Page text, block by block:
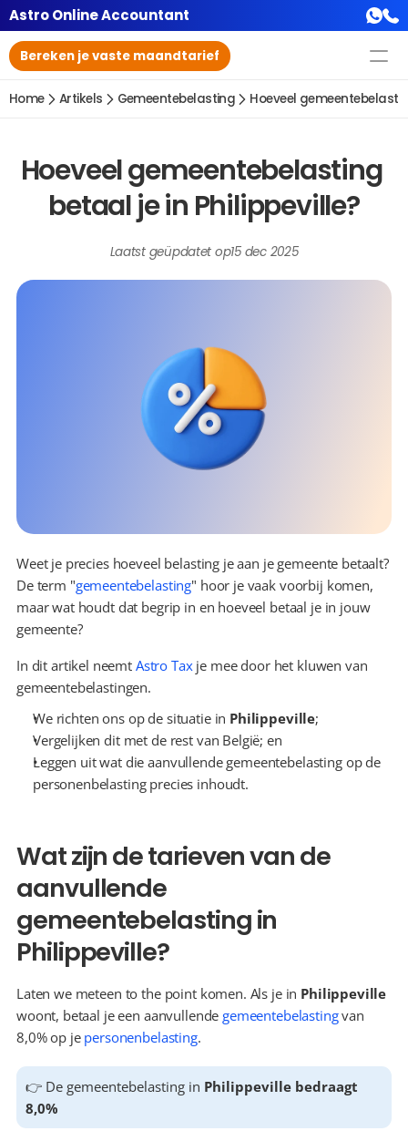
Astro Online Accountant
Bereken je vaste maandtarief
Home Artikels Gemeentebelasting Hoeveel
Hoeveel gemeentebelasting
betaal je in Philippeville?
Laatst geüpdatet op15 dec 2025
Weet je precies hoeveel belasting je aan je gemeente betaalt?
De term "gemeentebelasting" hoor je vaak voorbij komen,
maar wat houdt dat begrip in en hoeveel betaal je in jouw
gemeente?
In dit artikel neemt Astro Tax je mee door het kluwen van
gemeentebelastingen.
We richten ons op de situatie in Philippeville;
Vergelijken dit met de rest van België; en
Leggen uit wat die aanvullende gemeentebelasting op de
personenbelasting precies inhoudt.
Wat zijn de tarieven van de
aanvullende
gemeentebelasting in
Philippeville?
Laten we meteen to the point komen. Als je in Philippeville
woont, betaal je een aanvullende gemeentebelasting van
8,0% op je personenbelasting.
👉 De gemeentebelasting in Philippeville bedraagt
8,0%